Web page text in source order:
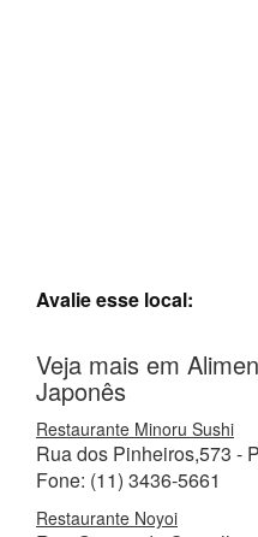
Avalie esse local:
Veja mais em
Japonês
Restaurante Minoru Sushi
Rua dos Pinheiros,573 -
Fone: (11) 3436-5661
Restaurante Noyoi